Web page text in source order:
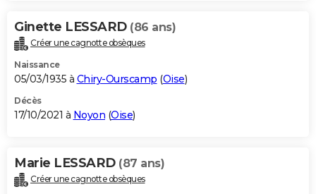
Ginette LESSARD (86 ans)
Créer une cagnotte obsèques
Naissance
05/03/1935 à Chiry-Ourscamp (Oise)
Décès
17/10/2021 à Noyon (Oise)
Marie LESSARD (87 ans)
Créer une cagnotte obsèques